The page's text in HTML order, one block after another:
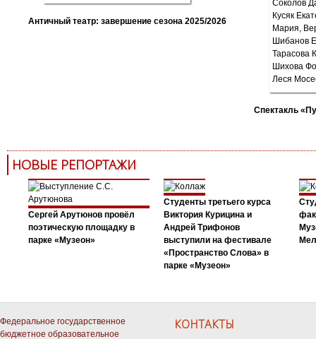
Античный театр: завершение сезона 2025/2026
Спектакль
НОВЫЕ РЕПОРТАЖИ
Сергей Арутюнов провёл
поэтическую площадку в
парке «Музеон»
Студенты третьего курса
Виктория Курицина и
Андрей Трифонов
выступили на фестивале
«Пространство Слова» в
парке «Музеон»
Федеральное государственное
бюджетное образовательное
КОНТАКТЫ